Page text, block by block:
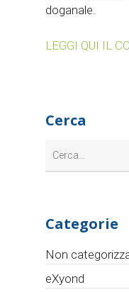
doganale.
LEGGI QUI IL
Cerca
Categorie
Non
eXyond